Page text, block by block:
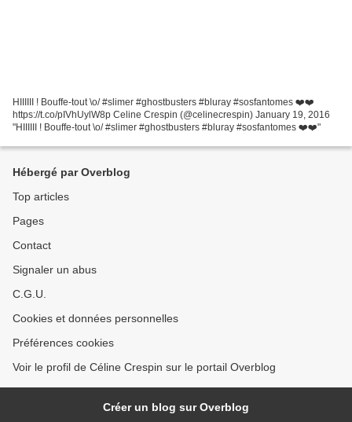
HIIIIII ! Bouffe-tout \o/ #slimer #ghostbusters #bluray #sosfantomes ❤️❤️
https://t.co/pIVhUylW8p Celine Crespin (@celinecrespin) January 19, 2016
"HIIIIII ! Bouffe-tout \o/ #slimer #ghostbusters #bluray #sosfantomes ❤️❤️"
Hébergé par Overblog
Top articles
Pages
Contact
Signaler un abus
C.G.U.
Cookies et données personnelles
Préférences cookies
Voir le profil de Céline Crespin sur le portail Overblog
Créer un blog sur Overblog